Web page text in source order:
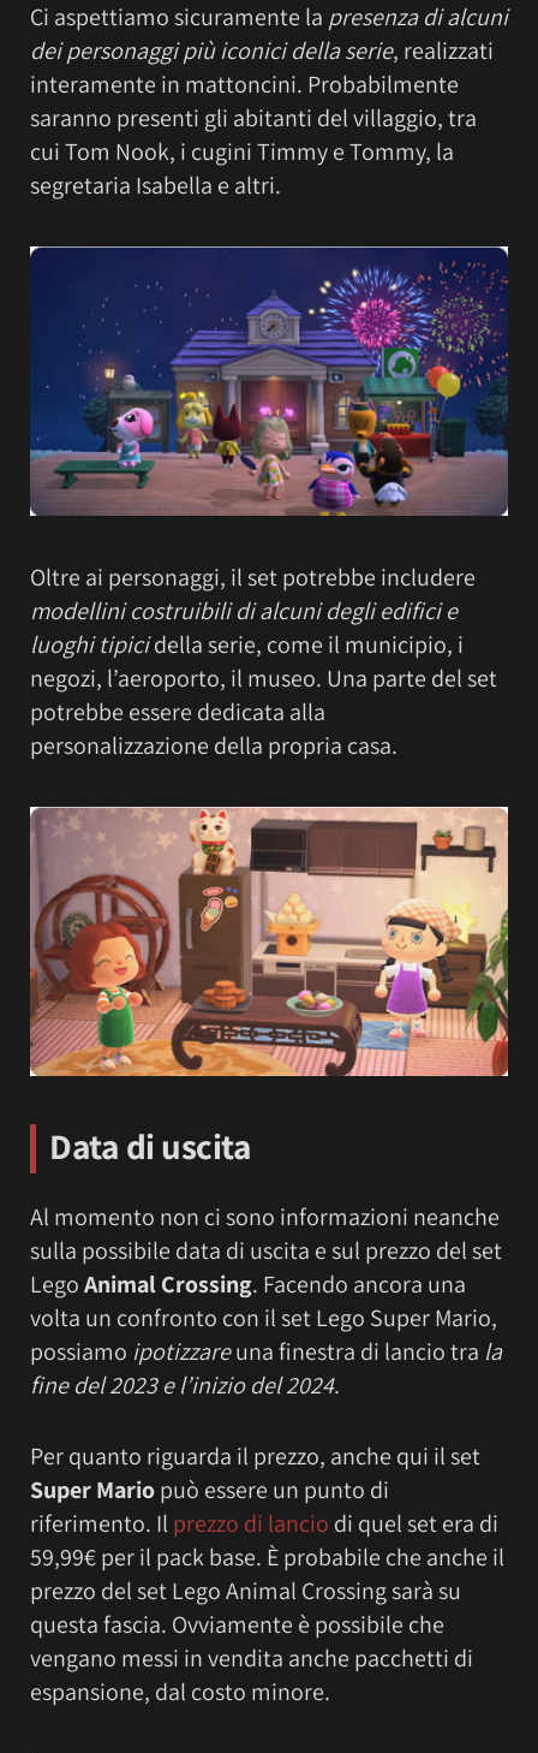
Ci aspettiamo sicuramente la presenza di alcuni
dei personaggi più iconici della serie, realizzati
interamente in mattoncini. Probabilmente
saranno presenti gli abitanti del villaggio, tra
cui Tom Nook, i cugini Timmy e Tommy, la
segretaria Isabella e altri.
Oltre ai personaggi, il set potrebbe includere
modellini costruibili di alcuni degli edifici e
luoghi tipicidella serie, come il municipio, i
negozi, l’aeroporto, il museo. Una parte del set
potrebbe essere dedicata alla
personalizzazione della propria casa.
Data di uscita
Al momento non ci sono informazioni neanche
sulla possibile data di uscita e sul prezzo del set
LegoAnimal Crossing. Facendo ancora una
volta un confronto con il set Lego Super Mario,
possiamo ipotizzareuna finestra di lancio tra la
fine del 2023 e l’inizio del 2024.
Per quanto riguarda il prezzo, anche qui il set
Super Mariopuò essere un punto di
riferimento. Il prezzo di lancio di quel set era di
59,99€ per il pack base. È probabile che anche il
prezzo del set Lego Animal Crossing sarà su
questa fascia. Ovviamente è possibile che
vengano messi in vendita anche pacchetti di
espansione, dal costo minore.